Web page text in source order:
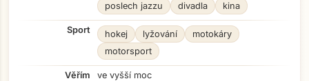
poslech jazzu
divadla kina
Sport hokej lyžování
motokáry
motorsport
Věřím
ve vyšší moc